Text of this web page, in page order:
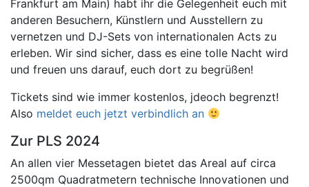
Frankfurt am Main) habt ihr die Gelegenheit euch mit
anderen Besuchern, Künstlern und Ausstellern zu
vernetzen und DJ-Sets von internationalen Acts zu
erleben. Wir sind sicher, dass es eine tolle Nacht wird
und freuen uns darauf, euch dort zu begrüßen!
Tickets sind wie immer kostenlos, jdeoch begrenzt!
Also meldet euch jetzt verbindlich an
Zur PLS 2024
An allen vier Messetagen bietet das Areal auf circa
2500qm Quadratmetern technische Innovationen und